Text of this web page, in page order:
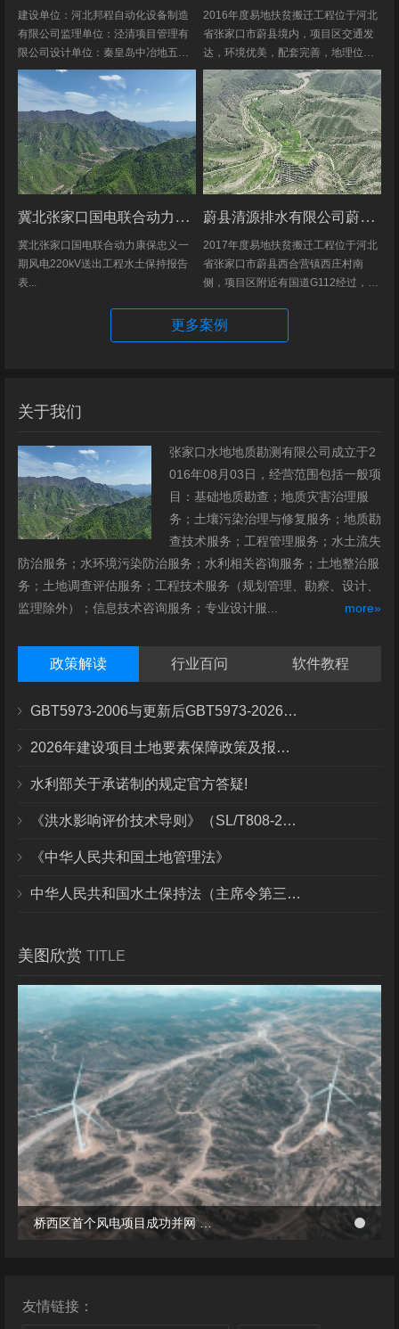
建设单位：河北邦程自动化设备制造
有限公司监理单位：泾清项目管理有
限公司设计单位：秦皇岛中冶地五一
五勘测有限公司施工单位：河北康安
劳务派遣有限公司桥西区西沟区域村
庄村容村貌改造提升及基础设施建设
项目堆料...
2016年度易地扶贫搬迁工程位于河北
省张家口市蔚县境内，项目区交通发
达，环境优美，配套完善，地理位置
优越。项目地理位置图见附图1-1。项
目共建12个易地搬迁安置区，分别位
于白草村乡西户庄村、柏树乡柏树...
冀北张家口国电联合动力康保忠义一期风电220kV送出工程水土保持报告表
冀北张家口国电联合动力康保忠义一
期风电220kV送出工程水土保持报告
表...
蔚县清源排水有限公司蔚县2017年度易地扶贫搬迁工程（一期）水土保持方案
2017年度易地扶贫搬迁工程位于河北
省张家口市蔚县西合营镇西庄村南
侧，项目区附近有国道G112经过，交
位置优越。项目地理位置图见附图1。
项目总占地面积14.82hm2,...
更多案例
关于我们
张家口水地地质勘测有限公司成立于2
016年08月03日，经营范围包括一般项
目：基础地质勘查；地质灾害治理服
务；土壤污染治理与修复服务；地质勘
查技术服务；工程管理服务；水土流失
防治服务；水环境污染防治服务；水利相关咨询服务；土地整治服
务；土地调查评估服务；工程技术服务（规划管理、勘察、设计、
监理除外）；信息技术咨询服务；专业设计服...
more»
政策解读 行业百问 软件教程
GBT5973-2006与更新后GBT5973-2026区别你知道几点？
2026年建设项目土地要素保障政策及报批流程
水利部关于承诺制的规定官方答疑!
《洪水影响评价技术导则》（SL/T808-2025）核心解读
《中华人民共和国土地管理法》
中华人民共和国水土保持法（主席令第三十九号）
美图欣赏 TITLE
桥西区首个风电项目成功并网 助力绿电转型与乡村共富
冬季张北风景 桥西区首个风电项目成功并网 助力绿电转型与乡村共富
友情链接：